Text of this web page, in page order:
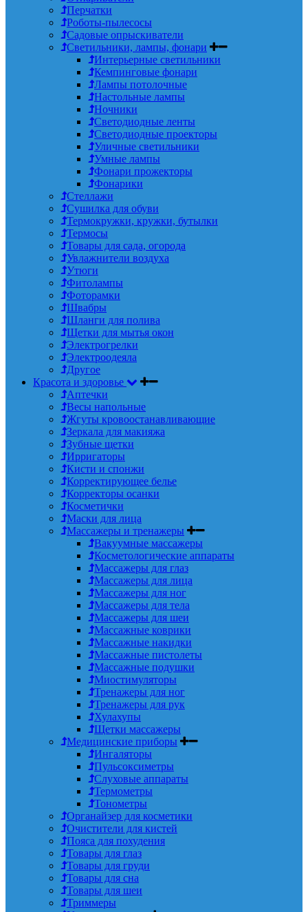
Перчатки
Роботы-пылесосы
Садовые опрыскиватели
Светильники, лампы, фонари
Интерьерные светильники
Кемпинговые фонари
Лампы потолочные
Настольные лампы
Ночники
Светодиодные ленты
Светодиодные проекторы
Уличные светильники
Умные лампы
Фонари прожекторы
Фонарики
Стеллажи
Сушилка для обуви
Термокружки, кружки, бутылки
Термосы
Товары для сада, огорода
Увлажнители воздуха
Утюги
Фитолампы
Фоторамки
Швабры
Шланги для полива
Щетки для мытья окон
Электрогрелки
Электроодеяла
Другое
Красота и здоровье
Аптечки
Весы напольные
Жгуты кровоостанавливающие
Зеркала для макияжа
Зубные щетки
Ирригаторы
Кисти и спонжи
Корректирующее белье
Корректоры осанки
Косметички
Маски для лица
Массажеры и тренажеры
Вакуумные массажеры
Косметологические аппараты
Массажеры для глаз
Массажеры для лица
Массажеры для ног
Массажеры для тела
Массажеры для шеи
Массажные коврики
Массажные накидки
Массажные пистолеты
Массажные подушки
Миостимуляторы
Тренажеры для ног
Тренажеры для рук
Хулахупы
Щетки массажеры
Медицинские приборы
Ингаляторы
Пульсоксиметры
Слуховые аппараты
Термометры
Тонометры
Органайзер для косметики
Очистители для кистей
Пояса для похудения
Товары для глаз
Товары для груди
Товары для сна
Товары для шеи
Триммеры